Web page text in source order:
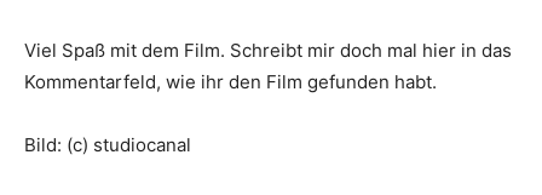
Viel Spaß mit dem Film. Schreibt mir doch mal hier in das
Kommentarfeld, wie ihr den Film gefunden habt.
Bild: (c) studiocanal